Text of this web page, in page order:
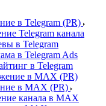
в Telegram (PR)
Telegram канала
в Telegram
в Telegram Ads
в Telegram
в MAX (PR)
канала в MAX